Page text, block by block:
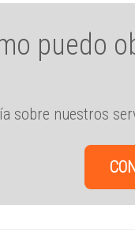
puedo
sobre nuestros